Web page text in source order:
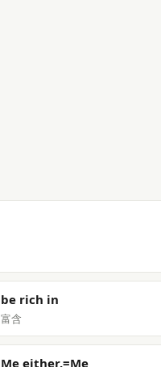
be rich in
富含
Me either.=Me